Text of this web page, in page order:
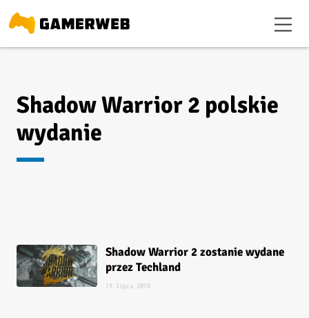
Shadow Warrior 2 polskie
wydanie
Shadow Warrior 2 zostanie wydane
przez Techland
19 lipca 2016